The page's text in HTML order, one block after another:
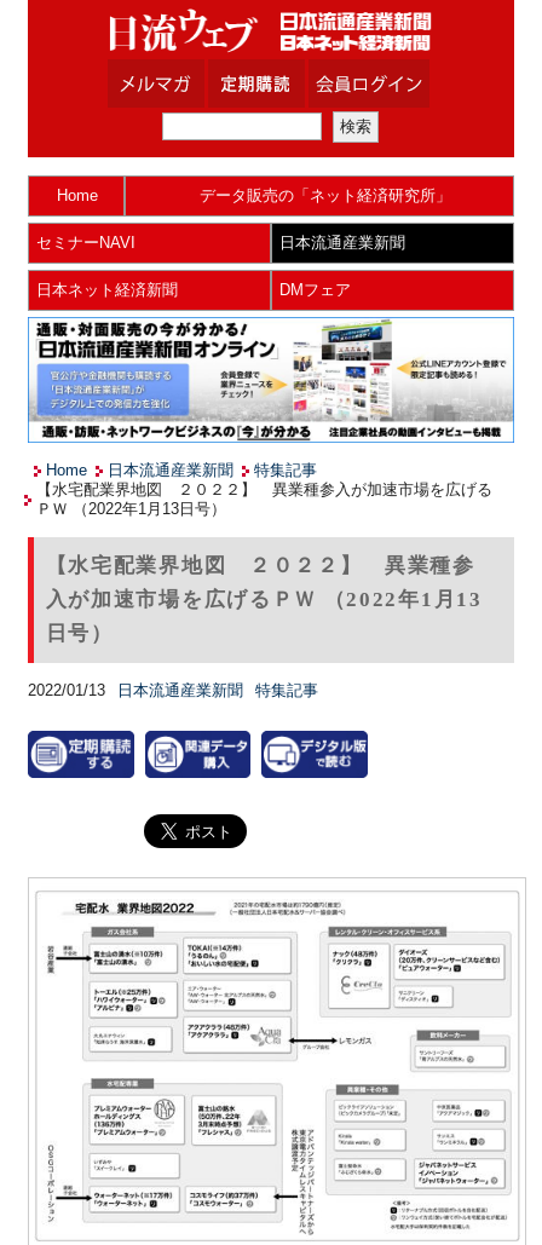
Home データ販売の「ネット経済研究所」
セミナーNAVI 日本流通産業新聞
日本ネット経済新聞 DMフェア
Home 日本流通産業新聞
特集記事
【水宅配業界地図 ２０２２】 異業種参入が加速市場を広げる
ＰＷ （2022年1月13日号）
【水宅配業界地図 ２０２２】 異業種参
入が加速市場を広げるＰＷ （2022年1月13
日号）
2022/01/13 日本流通産業新聞 特集記事